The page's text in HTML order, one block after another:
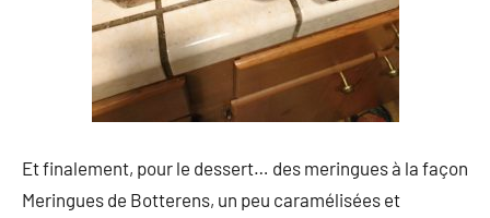
Et finalement, pour le dessert… des meringues à la façon
Meringues de Botterens, un peu caramélisées et